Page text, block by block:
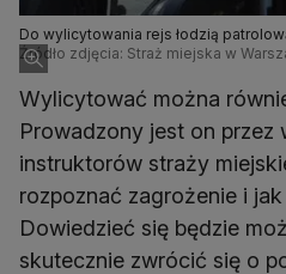
Do wylicytowania rejs łodzią
Źródło zdjęcia: Straż miejska w
Wylicytować można
Prowadzony jest on
instruktorów straży
rozpoznać zagrożenie i
Dowiedzieć się będzie
skutecznie zwrócić się o